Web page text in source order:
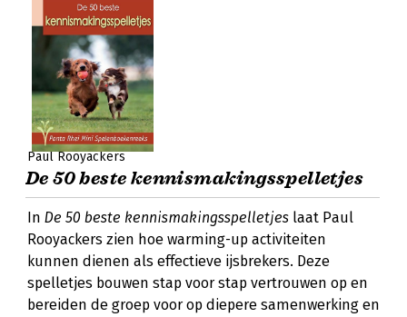
Paul Rooyackers
De 50 beste kennismakingsspelletjes
In De 50 beste kennismakingsspelletjes laat Paul
Rooyackers zien hoe warming-up activiteiten
kunnen dienen als effectieve ijsbrekers. Deze
spelletjes bouwen stap voor stap vertrouwen op en
bereiden de groep voor op diepere samenwerking en